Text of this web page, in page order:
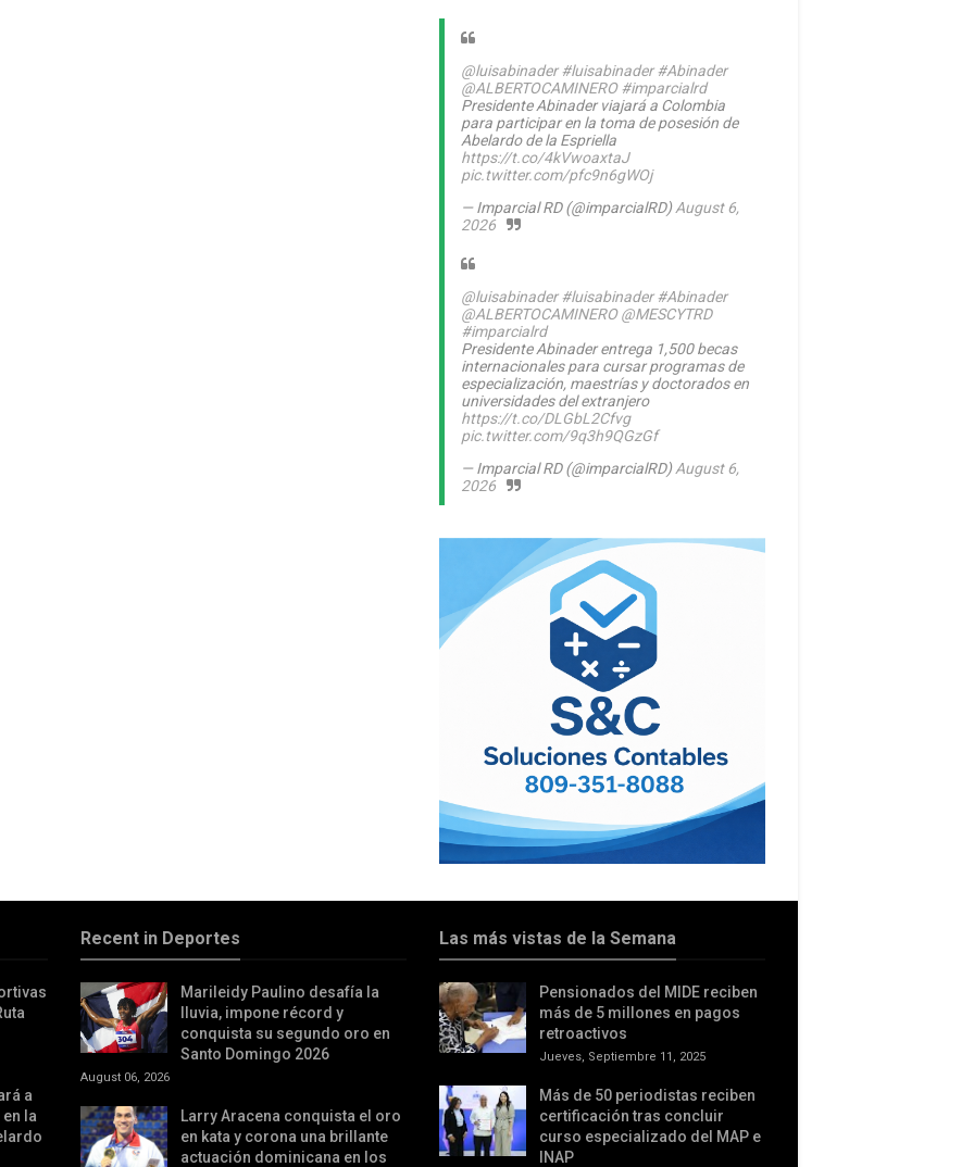
@luisabinader #luisabinader #Abinader
@ALBERTOCAMINERO #imparcialrd
Presidente Abinader viajará a Colombia
para participar en la toma de posesión de
Abelardo de la Espriella
https://t.co/4kVwoaxtaJ
pic.twitter.com/pfc9n6gWOj
— Imparcial RD (@imparcialRD)August 6,
2026
@luisabinader #luisabinader #Abinader
@ALBERTOCAMINERO @MESCYTRD
#imparcialrd
Presidente Abinader entrega 1,500 becas
internacionales para cursar programas de
especialización, maestrías y doctorados en
universidades del extranjero
https://t.co/DLGbL2Cfvg
pic.twitter.com/9q3h9QGzGf
— Imparcial RD (@imparcialRD)August 6,
2026
a
la
Recent in Deportes
Marileidy Paulino desafía la
lluvia, impone récord y
conquista su segundo oro en
Santo Domingo 2026
August 06, 2026
Larry Aracena conquista el oro
en kata y corona una brillante
actuación dominicana en los
Las más vistas de la Semana
Pensionados del MIDE reciben
más de 5 millones en pagos
retroactivos
Jueves, Septiembre 11, 2025
Más de 50 periodistas reciben
certificación tras concluir
curso especializado del MAP e
INAP